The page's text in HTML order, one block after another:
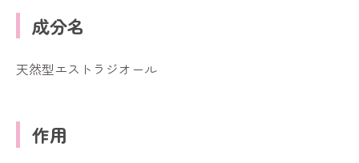
成分名
天然型エストラジオール
作用